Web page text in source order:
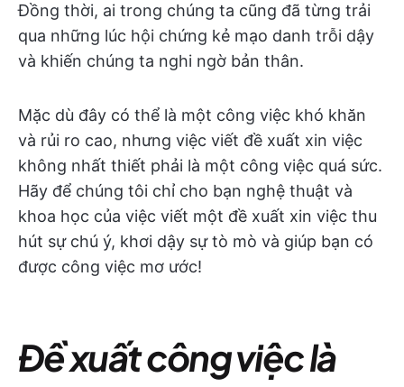
Đồng thời, ai trong chúng ta cũng đã từng trải
qua những lúc hội chứng kẻ mạo danh trỗi dậy
và khiến chúng ta nghi ngờ bản thân.
Mặc dù đây có thể là một công việc khó khăn
và rủi ro cao, nhưng việc viết đề xuất xin việc
không nhất thiết phải là một công việc quá sức.
Hãy để chúng tôi chỉ cho bạn nghệ thuật và
khoa học của việc viết một đề xuất xin việc thu
hút sự chú ý, khơi dậy sự tò mò và giúp bạn có
được công việc mơ ước!
Đề xuất công việc là